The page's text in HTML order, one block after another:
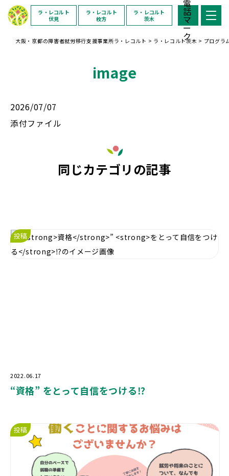
ラ・レコルト
伏見
ラ・レコルト
枚方
ラ・レコルト
茨木
大阪・京都の障害者就労移行支援事業所ラ・レコルト > ラ・レコルト茨木 > プログラ
image
2026/07/07
添付ファイル
同じカテゴリの記事
投稿
2022.06.17
“資格” をとって自信をつける⁉️
投稿